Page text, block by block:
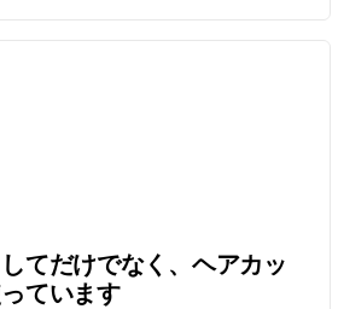
てだけでなく、ヘアカッ
ています